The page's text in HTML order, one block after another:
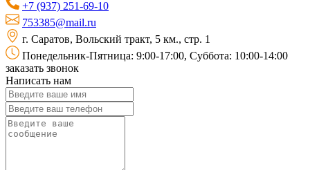
+7 (937) 251-69-10
753385@mail.ru
г. Саратов, Вольский тракт, 5 км., стр. 1
Понедельник-Пятница: 9:00-17:00, Суббота: 10:00-14:00
заказать звонок
Написать нам